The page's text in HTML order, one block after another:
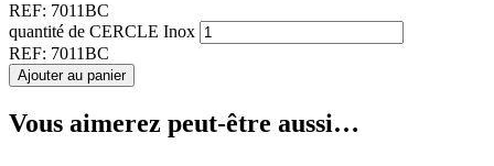
REF: 7011BC
quantité de CERCLE Inox
REF: 7011BC
Ajouter au panier
Vous aimerez peut-être aussi…